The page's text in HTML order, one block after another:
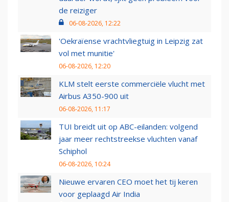
de reiziger
06-08-2026, 12:22
'Oekraïense vrachtvliegtuig in Leipzig zat
vol met munitie'
06-08-2026, 12:20
KLM stelt eerste commerciële vlucht met
Airbus A350-900 uit
06-08-2026, 11:17
TUI breidt uit op ABC-eilanden: volgend
jaar meer rechtstreekse vluchten vanaf
Schiphol
06-08-2026, 10:24
Nieuwe ervaren CEO moet het tij keren
voor geplaagd Air India